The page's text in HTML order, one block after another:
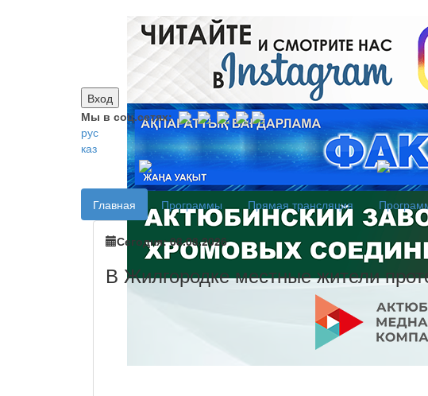
Вход
Мы в соц.сетях:
рус
каз
Главная Программы Прямая трансляция
Сегодня: 08.08.2026
В Жилгородке местные жители